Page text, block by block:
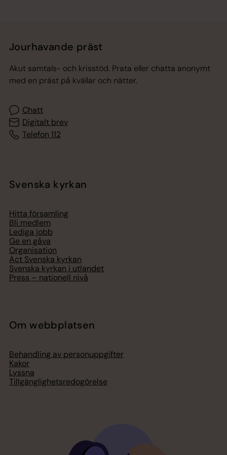
Jourhavande präst
Akut samtals- och krisstöd. Prata eller chatta anonymt
med en präst på kvällar och nätter.
Chatt
Digitalt brev
Telefon 112
Svenska kyrkan
Hitta församling
Bli medlem
Lediga jobb
Ge en gåva
Organisation
Act Svenska kyrkan
Svenska kyrkan i utlandet
Press – nationell nivå
Om webbplatsen
Behandling av personuppgifter
Kakor
Lyssna
Tillgänglighetsredogörelse